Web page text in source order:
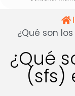
¿Qué son
¿Qué
(sfs)